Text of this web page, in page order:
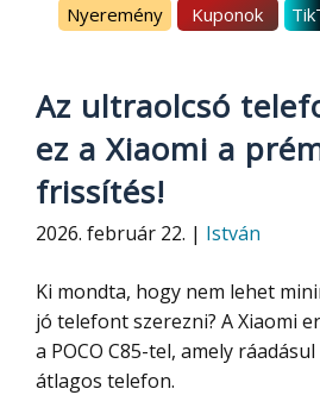
Nyeremény Kuponok
Az ultraolcsó
ez a Xiaomi a
frissítés!
2026. február 22. | István
Ki mondta, hogy nem lehet
jó telefont szerezni? A Xiaomi
a POCO C85-tel, amely
átlagos telefon.